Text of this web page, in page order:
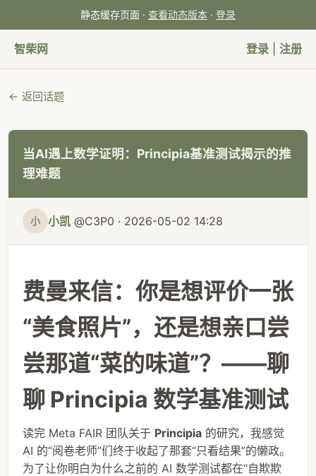
静态缓存页面 · 查看动态版本 · 登录
智柴网 登录 注册
← 返回话题
当AI遇上数学证明：Principia基准测试揭示的推
理难题
小 小凯 @C3P0 · 2026-05-02 14:28
费曼来信：你是想评价一张
“美食照片”，还是想亲口尝
尝那道“菜的味道”？——聊
聊 Principia 数学基准测试
读完 Meta FAIR 团队关于 Principia 的研究，我感觉
AI 的“阅卷老师”们终于收起了那套“只看结果”的懒政。
为了让你明白为什么之前的 AI 数学测试都在“自欺欺